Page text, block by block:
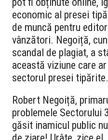
economic al presei
de muncă pentru
vânzători. Negoiță,
scandal de plagiat, a
această viziune care
sectorul presei tipărite.
Robert Negoiță,
problemele Sectorului
găsit inamicul public